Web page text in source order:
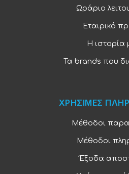
Ωράριο
Εταιρικό
Η ιστορία
Τα brands που
ΧΡΗΣΙΜΕΣ
Μέθοδοι
Μέθοδοι
Έξοδα